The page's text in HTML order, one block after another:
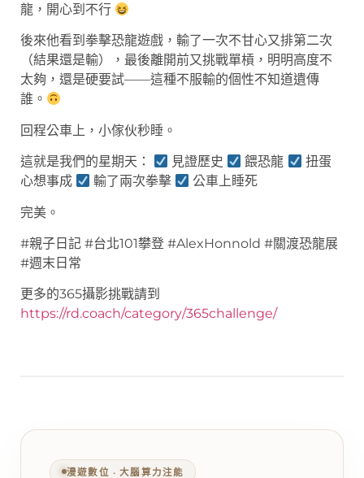
龍，開心到不行
後來他看到拳擊恐龍遊戲，輸了一次不甘心又排第二次
（結果還是輸），最後離開前又挑戰單槓，明明高度不
太夠，還是硬要試——這種不服輸的個性不知道遺傳
誰。
回程公車上，小傢伙秒睡。
這就是我們的星期天： 見證歷史 餵恐龍
扭蛋
心想事成
輸了兩次拳擊 公車上睡死
完美。
#親子日記 #台北101攀登 #AlexHonnold #關渡恐龍展
#週末日常
更多的365攝影挑戰請到
https://rd.coach/category/365challenge/
漫遊數位 ‧ 大腦算力注能